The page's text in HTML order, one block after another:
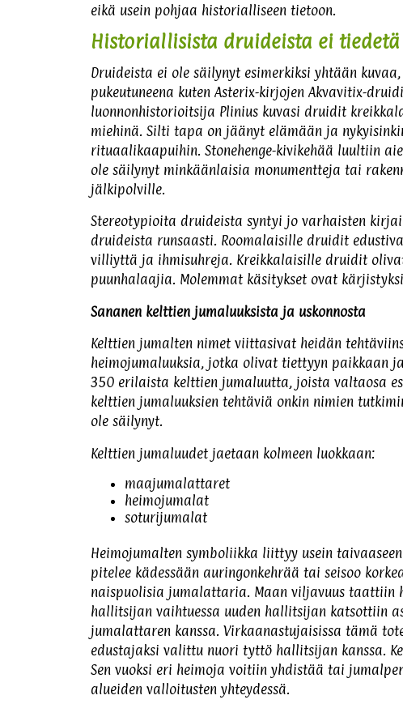
eikä usein pohjaa historialliseen tietoon.
Historiallisista druideista ei
Druideista ei ole säilynyt esimerkiksi yhtään
pukeutuneena kuten Asterix-kirjojen Akvavitix-
luonnonhistorioitsija Plinius kuvasi druidit
miehinä. Silti tapa on jäänyt elämään ja
rituaalikaapuihin. Stonehenge-kivikehää luultiin
ole säilynyt minkäänlaisia monumentteja tai
jälkipolville.
Stereotypioita druideista syntyi jo varhaisten
druideista runsaasti. Roomalaisille druidit
villiyttä ja ihmisuhreja. Kreikkalaisille druidit
puunhalaajia. Molemmat käsitykset ovat
Sananen kelttien jumaluuksista ja uskonnosta
Kelttien jumalten nimet viittasivat heidän
heimojumaluuksia, jotka olivat tiettyyn paikkaan
350 erilaista kelttien jumaluutta, joista valtaosa
kelttien jumaluuksien tehtäviä onkin nimien
ole säilynyt.
Kelttien jumaluudet jaetaan kolmeen luokkaan:
maajumalattaret
heimojumalat
soturijumalat
Heimojumalten symboliikka liittyy usein
pitelee kädessään auringonkehrää tai seisoo
naispuolisia jumalattaria. Maan viljavuus
hallitsijan vaihtuessa uuden hallitsijan katsottiin
jumalattaren kanssa. Virkaanastujaisissa tämä
edustajaksi valittu nuori tyttö hallitsijan kanssa.
Sen vuoksi eri heimoja voitiin yhdistää tai
alueiden valloitusten yhteydessä.